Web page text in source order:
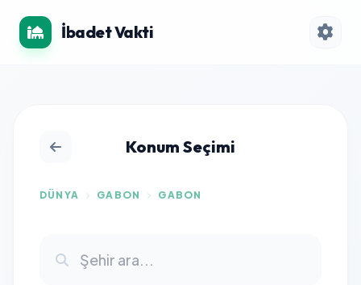
İbadet Vakti
Konum Seçimi
DÜNYA GABON GABON